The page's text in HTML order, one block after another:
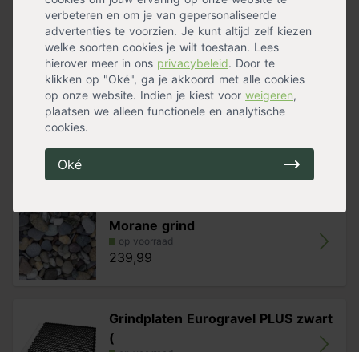
verbeteren en om je van gepersonaliseerde
advertenties te voorzien. Je kunt altijd zelf kiezen
welke soorten cookies je wilt toestaan. Lees
hierover meer in ons privacybeleid. Door te
klikken op "Oké", ga je akkoord met alle cookies
op onze website. Indien je kiest voor weigeren,
plaatsen we alleen functionele en analytische
cookies.
Oké
mogelijk om strakke, rechte randen en ronde glooiende
vormen te maken.
Kleur
Antraciet
Materiaal
Kunststof
Handig voor erbij
Morane grind
op voorraad
239,99
Grindplaten Eurogravel PLUS zwart
(